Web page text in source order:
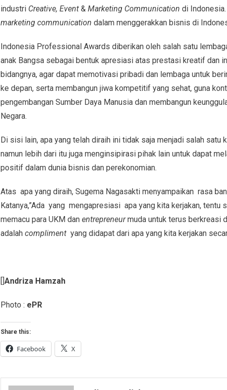
industri Creative, Event& Marketing Communication di
marketing communication dalam menggerakkan bisnis di
Indonesia Professional Awards diberikan oleh salah satu
anak Bangsa sebagai bentuk apresiasi atas prestasi kreatif dan
bidangnya, agar dapat memotivasi pribadi dan lembaga untuk
ke depan, serta membangun jiwa kompetitif yang sehat, guna
pengembangan Sumber Daya Manusia dan membangun
Negara.
Di sisi lain, apa yang telah diraih ini tidak saja menjadi salah satu
namun lebih dari itu juga menginsipirasi pihak lain untuk dapat
positif dalam dunia bisnis dan perekonomian.
Atas apa yang diraih, Sugema Nagasakti menyampaikan rasa
Katanya,”Ada yang mengapresiasi apa yang kita kerjakan, tentu
memacu para UKM dan entrepreneurmuda untuk terus berkreasi
adalah compliment yang didapat dari apa yang kita kerjakan
[]Andriza Hamzah
Photo : ePR
Share this:
Facebook X